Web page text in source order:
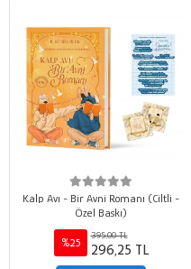
Kalp Avı - Bir Avni Romanı (Ciltli -
Özel Baskı)
%25
395,00 TL
296,25 TL